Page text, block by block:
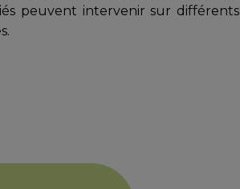
peuvent intervenir sur différents